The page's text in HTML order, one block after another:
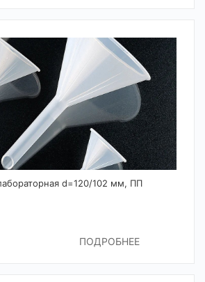
d=120/102 мм, ПП
ПОДРОБНЕЕ